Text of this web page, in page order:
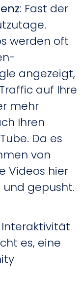
: Fast der
werden oft
angezeigt,
auf Ihre
mehr
Ihren
Da es
von
Videos hier
gepusht.
Interaktivität
es, eine